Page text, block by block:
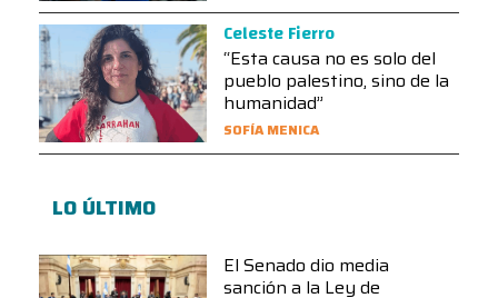
Celeste Fierro
“Esta causa no es solo del
pueblo palestino, sino de la
humanidad”
SOFÍA MENICA
LO ÚLTIMO
El Senado dio media
sanción a la Ley de